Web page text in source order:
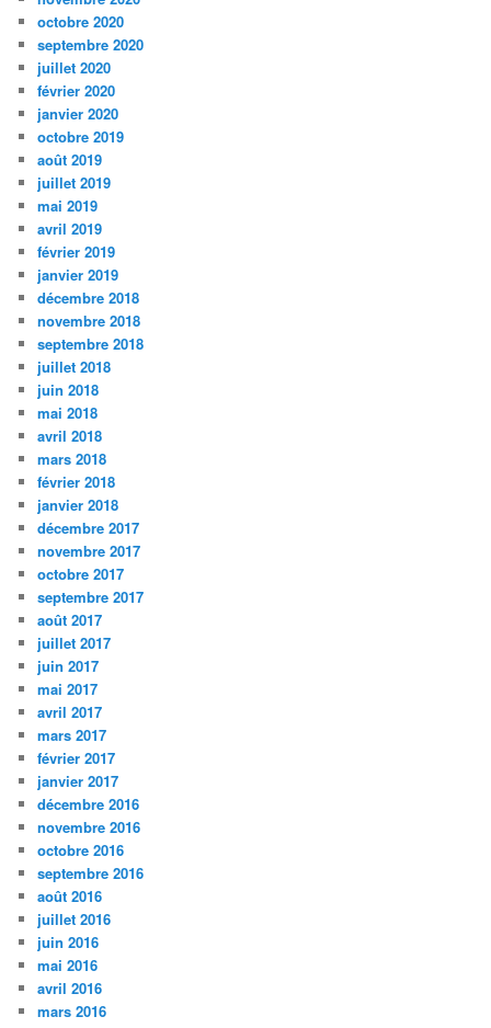
octobre 2020
septembre 2020
juillet 2020
février 2020
janvier 2020
octobre 2019
août 2019
juillet 2019
mai 2019
avril 2019
février 2019
janvier 2019
décembre 2018
novembre 2018
septembre 2018
juillet 2018
juin 2018
mai 2018
avril 2018
mars 2018
février 2018
janvier 2018
décembre 2017
novembre 2017
octobre 2017
septembre 2017
août 2017
juillet 2017
juin 2017
mai 2017
avril 2017
mars 2017
février 2017
janvier 2017
décembre 2016
novembre 2016
octobre 2016
septembre 2016
août 2016
juillet 2016
juin 2016
mai 2016
avril 2016
mars 2016